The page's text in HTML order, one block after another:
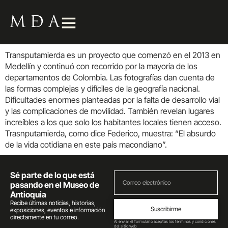
Transputamierda es un proyecto que comenzó en el 2013 en
Medellín y continuó con recorrido porla mayoría de los
departamentos de Colombia. Las fotografías dan cuenta de
las formas complejas y difíciles de la geografía nacional.
Dificultades enormes planteadas por la falta de desarrollo vial
y las complicaciones de movilidad. También revelan lugares
increíbles a los que solo los habitantes locales tienen acceso.
Trasnputamierda, como dice Federico, muestra: “El absurdo
de la vida cotidiana en este país macondiano”.
Sé parte de lo que está
pasando en el Museo de
Antioquia
Recibe últimas noticias, historias,
exposiciones, eventos e información
directamente en tu correo.
Suscribirme
Al enviar el formulario aceptas los términos y condiciones
del sitio web